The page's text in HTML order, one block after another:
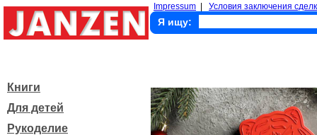
Impressum Условия заключения
Я ищу:
Книги
Для детей
Рукоделие